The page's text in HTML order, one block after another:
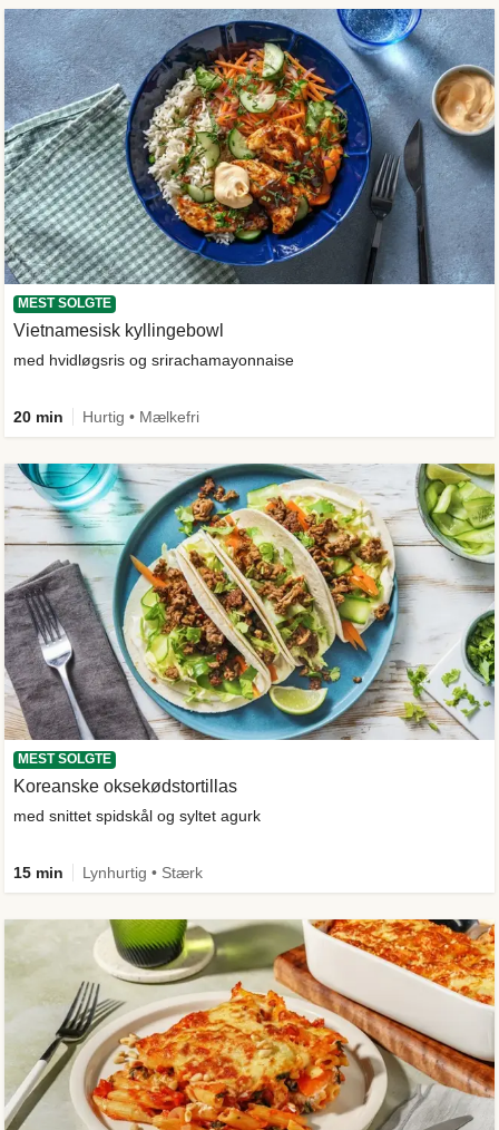
MEST SOLGTE
Vietnamesisk kyllingebowl
med hvidløgsris og srirachamayonnaise
20 min Hurtig • Mælkefri
MEST SOLGTE
Koreanske oksekødstortillas
med snittet spidskål og syltet agurk
15 min Lynhurtig • Stærk